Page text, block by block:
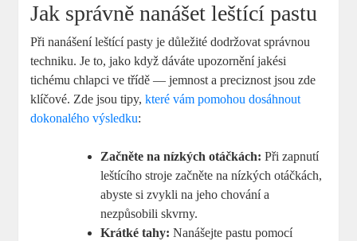
Jak správně nanášet leštící pastu
Při nanášení leštící pasty je důležité dodržovat správnou
techniku. Je to, jako když dáváte upozornění jakési
tichému chlapci ve třídě — jemnost a preciznost jsou zde
klíčové. Zde jsou tipy,které vám pomohou dosáhnout
dokonalého výsledku:
Začněte na nízkých otáčkách: Při zapnutí
leštícího stroje začněte na nízkých otáčkách,
abyste si zvykli na jeho chování a
nezpůsobili skvrny.
Krátké tahy: Nanášejte pastu pomocí